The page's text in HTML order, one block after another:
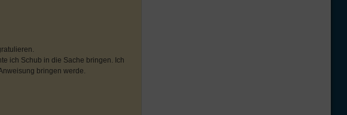
ich Schub in die Sache bringen. Ich
bringen werde.